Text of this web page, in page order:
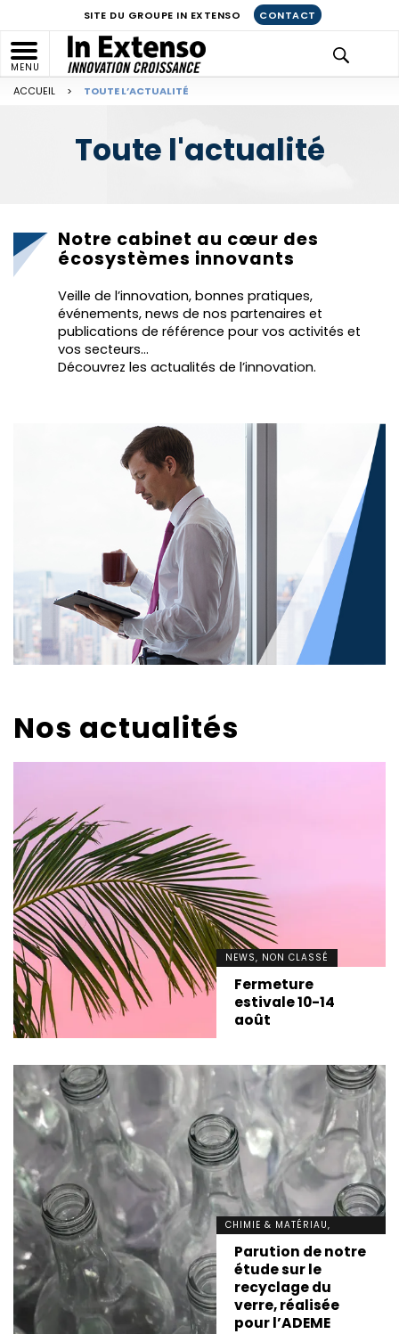
MENU
SITE DU GROUPE IN EXTENSO CONTACT
ACCUEIL > TOUTE L’ACTUALITÉ
Toute l'actualité
Notre cabinet au cœur des
écosystèmes innovants
Veille de l’innovation, bonnes pratiques,
événements, news de nos partenaires et
publications de référence pour vos activités et
vos secteurs…
Découvrez les actualités de l’innovation.
Nos actualités
NEWS, NON CLASSÉ
Fermeture
estivale 10-14
août
CHIMIE & MATÉRIAU,
DÉVELOPPEMENT DURABLE,
INNOVATION, NEWS
Parution de notre
étude sur le
recyclage du
verre, réalisée
pour l’ADEME